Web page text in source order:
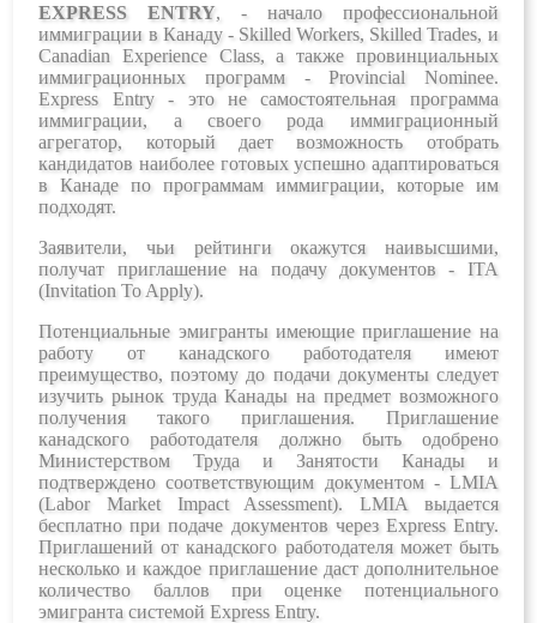
EXPRESS ENTRY, - начало профессиональной
иммиграции в Канаду - Skilled Workers, Skilled Trades, и
Canadian Experience Class, а также провинциальных
иммиграционных программ - Provincial Nominee.
Express Entry - это не самостоятельная программа
иммиграции, а своего рода иммиграционный
агрегатор, который дает возможность отобрать
кандидатов наиболее готовых успешно адаптироваться
в Канаде по программам иммиграции, которые им
подходят.
Заявители, чьи рейтинги окажутся наивысшими,
получат приглашение на подачу документов - ITA
(Invitation To Apply).
Потенциальные эмигранты имеющие приглашение на
работу от канадского работодателя имеют
преимущество, поэтому до подачи документы следует
изучить рынок труда Канады на предмет возможного
получения такого приглашения. Приглашение
канадского работодателя должно быть одобрено
Министерством Труда и Занятости Канады и
подтверждено соответствующим документом - LMIA
(Labor Market Impaсt Assessment). LMIA выдается
бесплатно при подаче документов через Express Entry.
Приглашений от канадского работодателя может быть
несколько и каждое приглашение даст дополнительное
количество баллов при оценке потенциального
эмигранта системой Express Entry.